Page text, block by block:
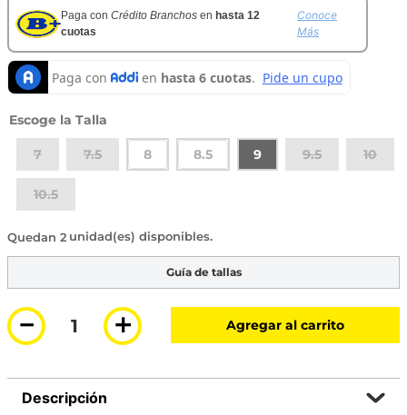
Paga con Crédito Branchos en hasta 12
cuotas
Conoce
Más
Talla
7 7.5 8 8.5 9 9.5 10
10.5
2 disponibles
Guía de tallas
＋
－ Agregar al carrito
Descripción